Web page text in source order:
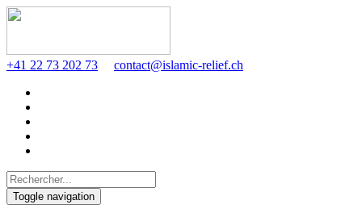
+41 22 73 202 73 contact@islamic-relief.ch
Toggle navigation